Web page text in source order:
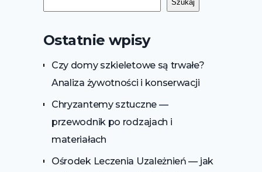
Szukaj
Ostatnie wpisy
Czy domy szkieletowe są trwałe?
Analiza żywotności i konserwacji
Chryzantemy sztuczne —
przewodnik po rodzajach i
materiałach
Ośrodek Leczenia Uzależnień — jak